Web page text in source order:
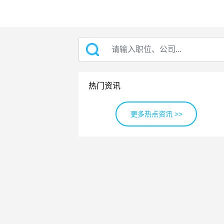
热门资讯
更多热点资讯 >>